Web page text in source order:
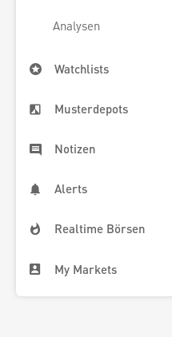
Analysen
Watchlists
Musterdepots
Notizen
Alerts
Realtime Börsen
My Markets